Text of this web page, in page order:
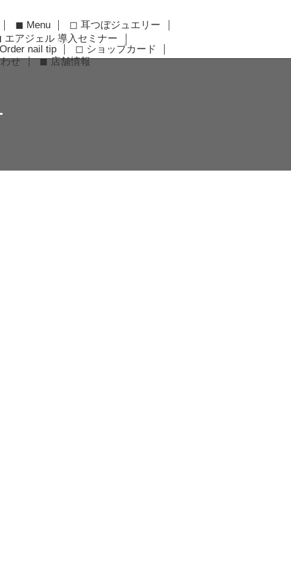
◼︎ Menu
◻︎ 耳つぼジュエリー
エアジェル 導入セミナー
nail tip
◻︎ ショップカード
せ ◼︎ 店舗情報